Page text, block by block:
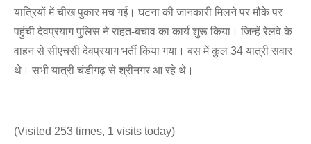
यात्रियों में चीख पुकार मच गई। घटना की जानकारी मिलने पर मौके पर
पहुंची देवप्रयाग पुलिस ने राहत-बचाव का कार्य शुरू किया। जिन्हें रेलवे के
वाहन से सीएचसी देवप्रयाग भर्ती किया गया। बस में कुल 34 यात्री सवार
थे। सभी यात्री चंडीगढ़ से श्रीनगर आ रहे थे।
(Visited 253 times, 1 visits today)